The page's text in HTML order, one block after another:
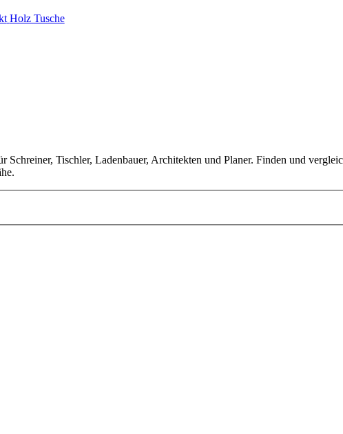
Holz Tusche
Schreiner, Tischler, Ladenbauer, Architekten und Planer. Finden und